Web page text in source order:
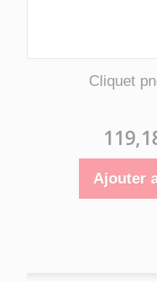
Cliquet
Ajouter